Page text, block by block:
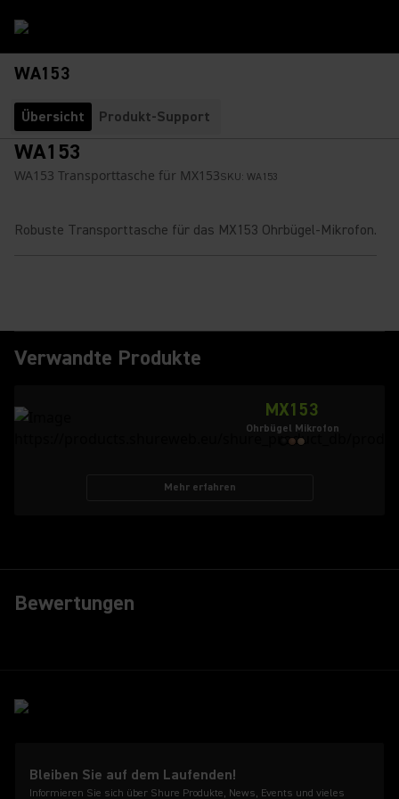
WA153
Übersicht Produkt-Support
WA153
WA153 Transporttasche für MX153SKU: WA153
Robuste Transporttasche für das MX153 Ohrbügel-Mikrofon.
Verwandte Produkte
MX153
Ohrbügel Mikrofon
Mehr erfahren
Bewertungen
Bleiben Sie auf dem Laufenden!
Informieren Sie sich über Shure Produkte, News, Events und vieles